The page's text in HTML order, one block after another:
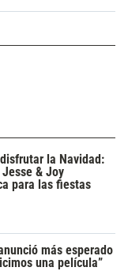
la Navidad:
& Joy
para las fiestas
más esperado
una película”